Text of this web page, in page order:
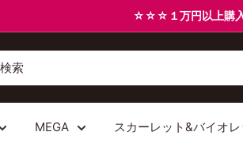
☆☆☆１万円以上購
MEGA スカーレット&バイオレ